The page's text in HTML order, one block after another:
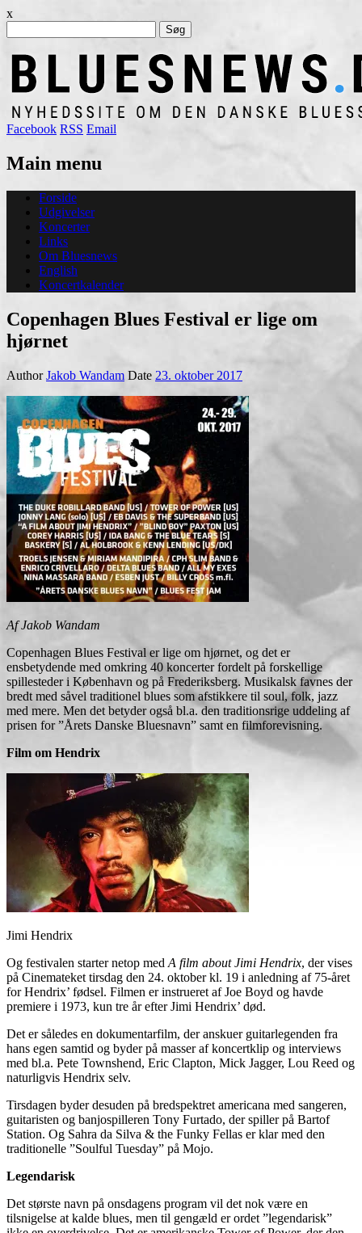
x
efter:
Facebook RSS Email
Main menu
Skip
content
Forside
Udgivelser
Koncerter
Links
Om Bluesnews
English
Koncertkalender
Copenhagen Blues Festival er lige om
hjørnet
AuthorJakob Wandam Date 23. oktober 2017
Af Jakob Wandam
Copenhagen Blues Festival er lige om hjørnet, og det er
ensbetydende med omkring 40 koncerter fordelt på forskellige
spillesteder i København og på Frederiksberg. Musikalsk favnes der
bredt med såvel traditionel blues som afstikkere til soul, folk, jazz
med mere. Men det betyder også bl.a. den traditionsrige uddeling af
prisen for ”Årets Danske Bluesnavn” samt en filmforevisning.
Film om Hendrix
Jimi Hendrix
Og festivalen starter netop med A film about Jimi Hendrix, der vises
på Cinemateket tirsdag den 24. oktober kl. 19 i anledning af 75-året
for Hendrix’ fødsel. Filmen er instrueret af Joe Boyd og havde
premiere i 1973, kun tre år efter Jimi Hendrix’ død.
Det er således en dokumentarfilm, der anskuer guitarlegenden fra
hans egen samtid og byder på masser af koncertklip og interviews
med bl.a. Pete Townshend, Eric Clapton, Mick Jagger, Lou Reed og
naturligvis Hendrix selv.
Tirsdagen byder desuden på bredspektret americana med sangeren,
guitaristen og banjospilleren Tony Furtado, der spiller på Bartof
Station. Og Sahra da Silva & the Funky Fellas er klar med den
traditionelle ”Soulful Tuesday” på Mojo.
Legendarisk
Det største navn på onsdagens program vil det nok være en
tilsnigelse at kalde blues, men til gengæld er ordet ”legendarisk”